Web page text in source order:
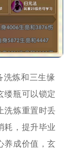
洗炼和三生缘
缕瓶可以锁定
洗炼重置时丢
耗，提升毕业
养成价值，玄